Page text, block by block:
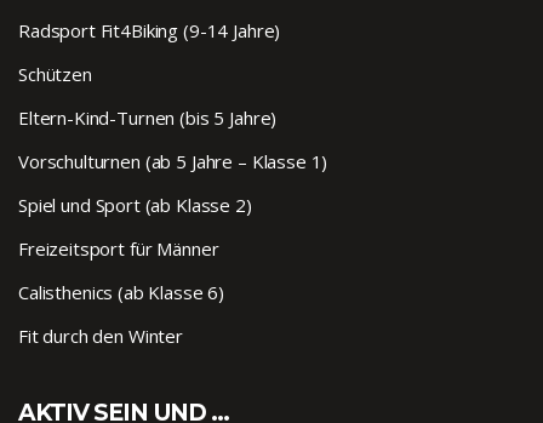
Radsport Fit4Biking (9-14 Jahre)
Schützen
Eltern-Kind-Turnen (bis 5 Jahre)
Vorschulturnen (ab 5 Jahre – Klasse 1)
Spiel und Sport (ab Klasse 2)
Freizeitsport für Männer
Calisthenics (ab Klasse 6)
Fit durch den Winter
AKTIV SEIN UND …